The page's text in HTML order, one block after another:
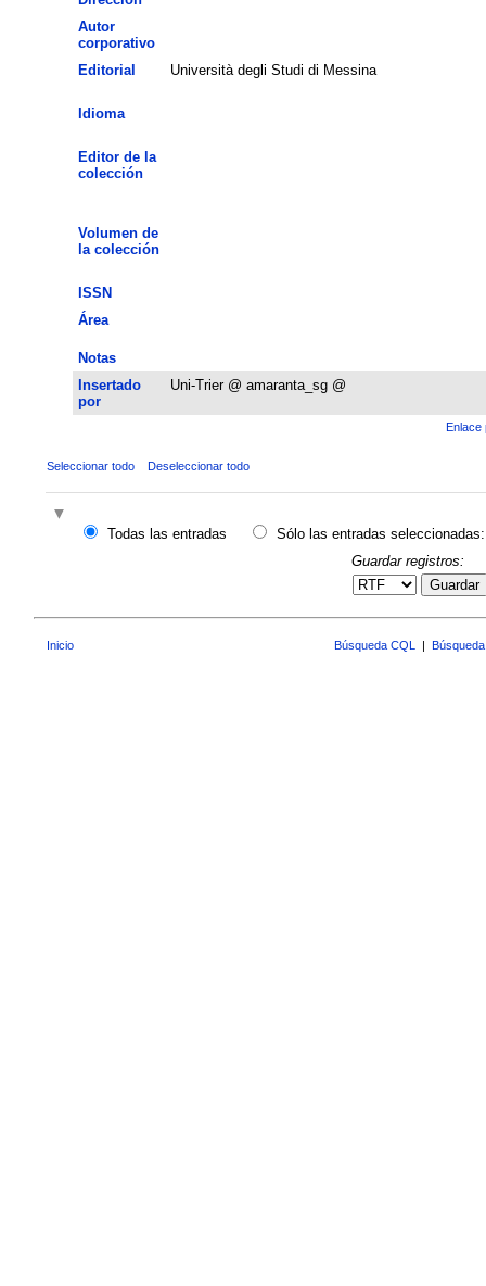
Autor
corporativo
Editorial
Università degli Studi di Messina
Idioma
Editor de la
colección
Volumen de
la colección
ISSN
Área
Notas
Insertado
por
Uni-Trier @ amaranta_sg @
Enlace
Seleccionar todo Deseleccionar todo
Todas las entradas
Sólo las entradas seleccionadas:
Guardar registros:
Guardar
Inicio Búsqueda CQL